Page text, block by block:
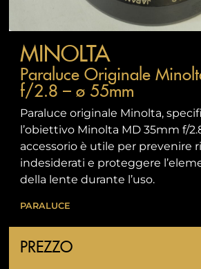
MINOLTA
Paraluce Originale
f/2.8 – ø 55mm
Paraluce originale Minolta,
l’obiettivo Minolta MD 35mm f/
accessorio è utile per prevenire
indesiderati e proteggere
della lente durante l’uso.
PARALUCE
PREZZO